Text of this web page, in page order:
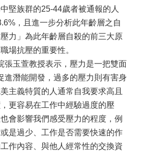
堅族群的25-44歲者被通報的人
，且進一步分析此年齡層之自
力」為此年齡層自殺的前三大原
場抗壓的重要性。
張玉萱教授表示，壓力是一把雙面
進潛能開發，過多的壓力則有害身
主義特質的人通常自我要求高且
更容易在工作中經驗過度的壓
會影響我們感受壓力的程度，例
是過少、工作是否需要快速的作
作內容、與他人經常性的交換資